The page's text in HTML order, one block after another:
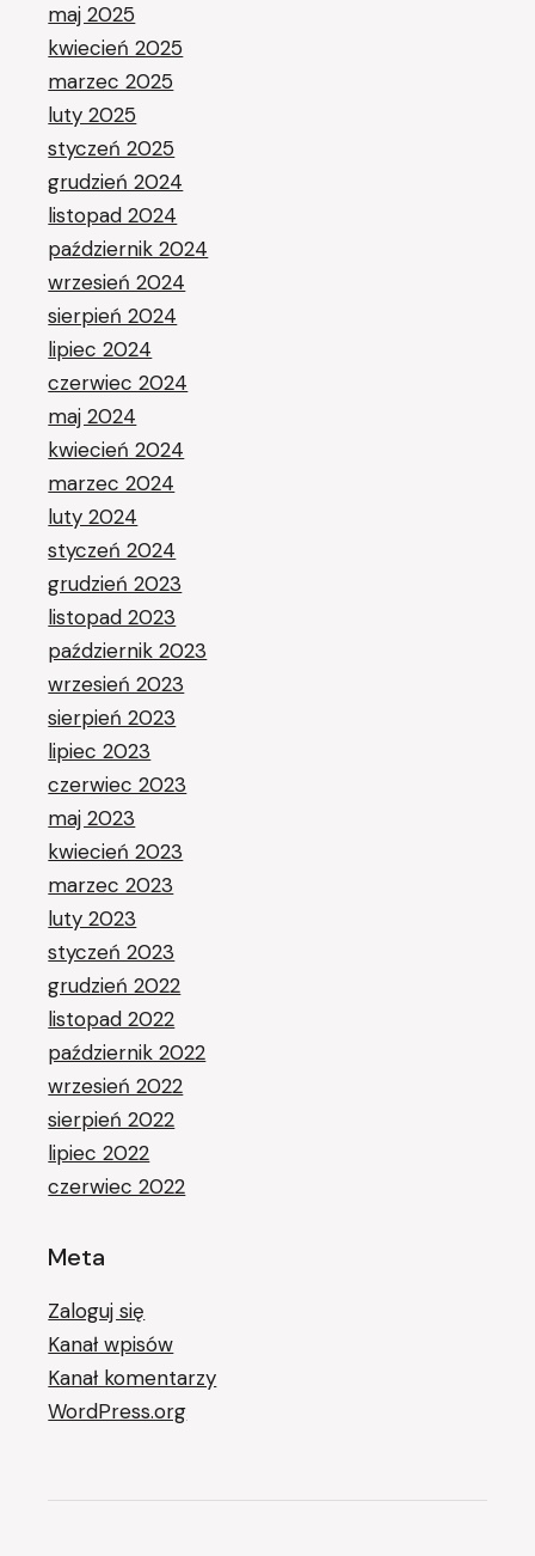
maj 2025
kwiecień 2025
marzec 2025
luty 2025
styczeń 2025
grudzień 2024
listopad 2024
październik 2024
wrzesień 2024
sierpień 2024
lipiec 2024
czerwiec 2024
maj 2024
kwiecień 2024
marzec 2024
luty 2024
styczeń 2024
grudzień 2023
listopad 2023
październik 2023
wrzesień 2023
sierpień 2023
lipiec 2023
czerwiec 2023
maj 2023
kwiecień 2023
marzec 2023
luty 2023
styczeń 2023
grudzień 2022
listopad 2022
październik 2022
wrzesień 2022
sierpień 2022
lipiec 2022
czerwiec 2022
Meta
Zaloguj się
Kanał wpisów
Kanał komentarzy
WordPress.org